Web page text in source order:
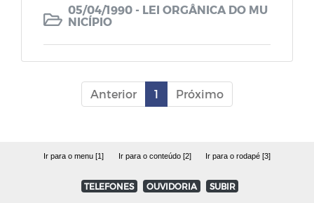
Plano de Cargos, Carreira e Remuneração
dos Servidores Municipais
Leis da Estrutura Organizacional
RREO - Relatório Resumido da
RGF - Relatório da Gestão Fiscal
PCA - Prestação de Contas Anual
05/04/1990 - LEI ORGÂNICA DO MU
NICÍPIO
Anterior 1 Próximo
Ir para o menu [1] Ir para o conteúdo [2] Ir para o rodapé [3]
TELEFONES OUVIDORIA SUBIR